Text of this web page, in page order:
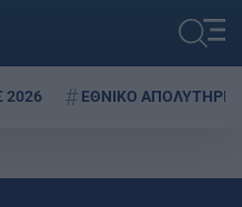
2026 ΕΘΝΙΚΟ ΑΠΟΛΥΤΗΡΙΟ